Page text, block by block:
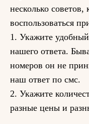
несколько
воспользоваться
1. Укажите
нашего ответа.
номеров он не
наш ответ по смс.
2. Укажите
разные цены и